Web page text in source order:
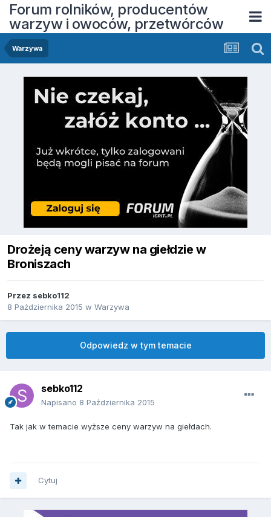
Forum rolników, producentów
warzyw i owoców, przetwórców
Warzywa
Drożeją ceny warzyw na giełdzie w
Broniszach
Przez sebko112
8 Października 2015 w Warzywa
Odpowiedz w tym temacie
sebko112
Napisano 8 Października 2015
Tak jak w temacie wyższe ceny warzyw na giełdach.
Cytuj